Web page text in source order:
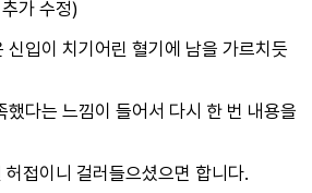
가 수정)
신입이 치기어린 혈기에 남을 가르치듯
했다는 느낌이 들어서 다시 한 번 내용을
접이니 걸러들으셨으면 합니다.